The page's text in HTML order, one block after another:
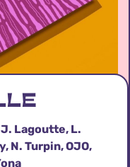
J. Lagoutte, L.
N. Turpin, OJO,